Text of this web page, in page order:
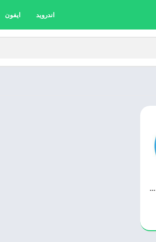
اندرويد ايفون
تنزيل تليجرام 2025 Telegram APK اخر اصدار مجانا 11.9.0